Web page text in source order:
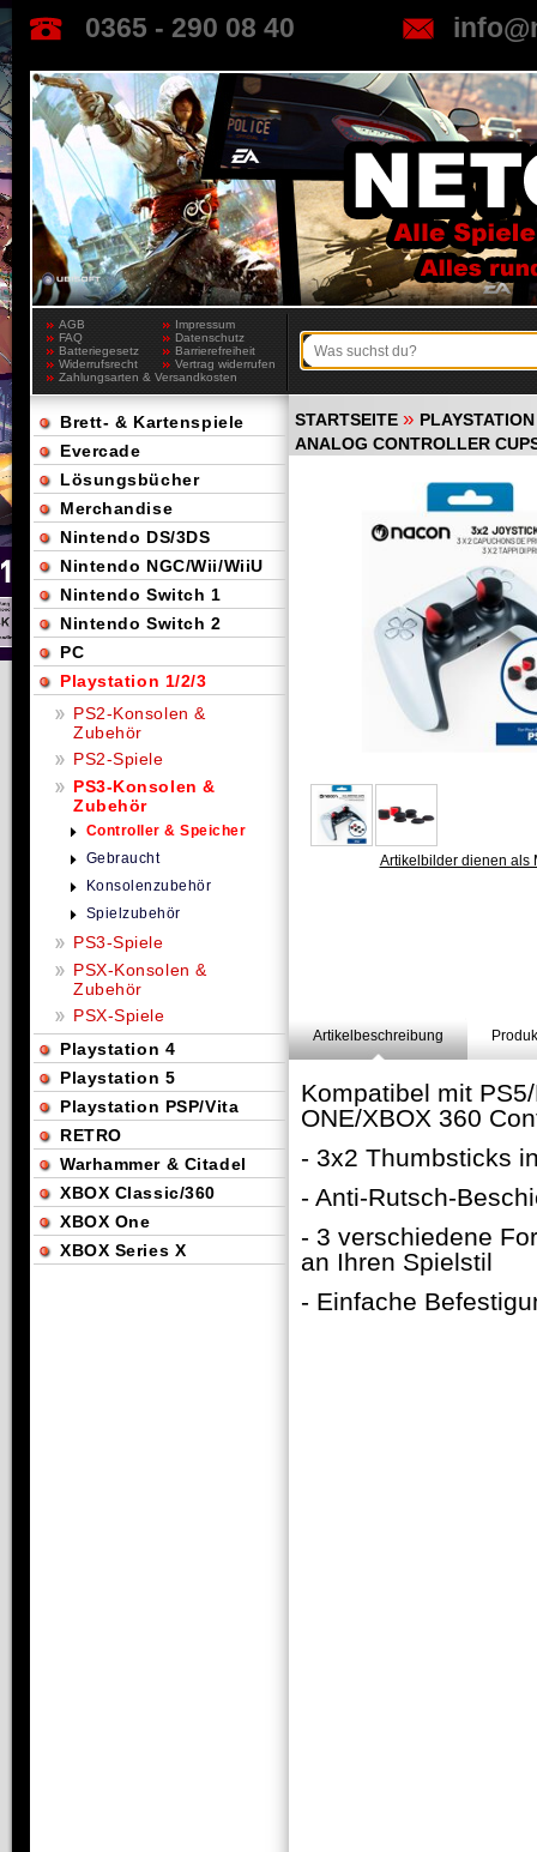
0365 - 290 08 40
AGB
Impressum
FAQ
Datenschutz
Batteriegesetz
Barrierefreiheit
Widerrufsrecht
Vertrag widerrufen
Zahlungsarten & Versandkosten
STARTSEITE »
ANALOG CONTROLLER
Artikelbilder dienen als
Artikelbeschreibung
Kompatibel mit
ONE/XBOX 360
- 3x2 Thumbsticks
- Anti-Rutsch-
- 3 verschiedene
an Ihren Spielstil
- Einfache
Brett- & Kartenspiele
Evercade
Lösungsbücher
Merchandise
Nintendo DS/3DS
Nintendo NGC/Wii/WiiU
Nintendo Switch 1
Nintendo Switch 2
PC
Playstation 1/2/3
PS2-Konsolen &
Zubehör
PS2-Spiele
PS3-Konsolen &
Zubehör
Controller & Speicher
Gebraucht
Konsolenzubehör
Spielzubehör
PS3-Spiele
PSX-Konsolen &
Zubehör
PSX-Spiele
Playstation 4
Playstation 5
Playstation PSP/Vita
RETRO
Warhammer & Citadel
XBOX Classic/360
XBOX One
XBOX Series X